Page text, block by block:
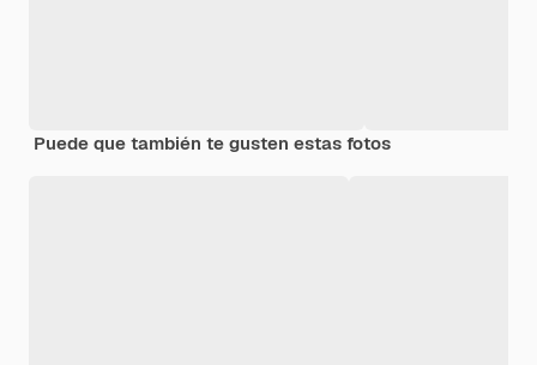
Puede que también te gusten estas fotos